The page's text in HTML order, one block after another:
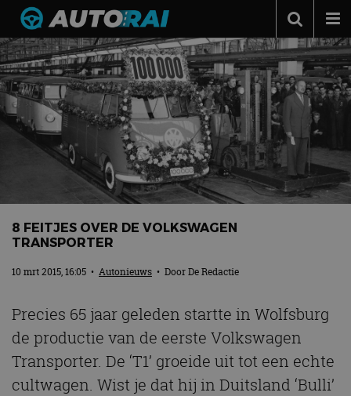
Autonieuws
Podcast
Autotests
Automerken
Adverteren
Contact
MotorRAI.nl
8 FEITJES OVER DE VOLKSWAGEN
TRANSPORTER
10 mrt 2015, 16:05 • Autonieuws • DoorDe Redactie
Precies 65 jaar geleden startte in Wolfsburg
de productie van de eerste Volkswagen
Transporter. De ‘T1’ groeide uit tot een echte
cultwagen. Wist je dat hij in Duitsland ‘Bulli’